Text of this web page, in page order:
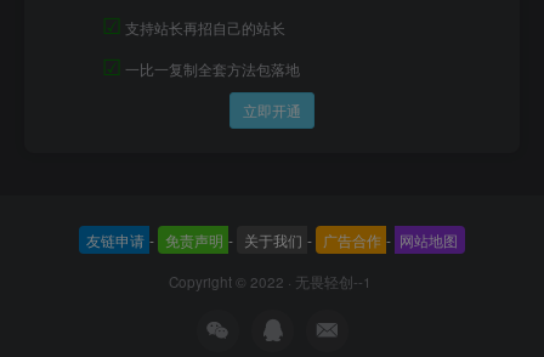
☑ 支持站长再招自己的站长
☑ 一比一复制全套方法包落地
立即开通
友链申请 - 免责声明 - 关于我们 - 广告合作 - 网站地图
Copyright © 2022 · 无畏轻创--1